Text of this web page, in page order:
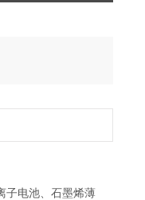
子电池、石墨烯薄